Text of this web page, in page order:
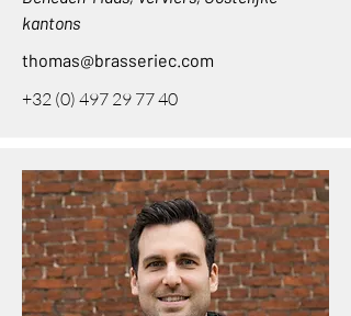
kantons
thomas@brasseriec.com
+32 (0) 497 29 77 40